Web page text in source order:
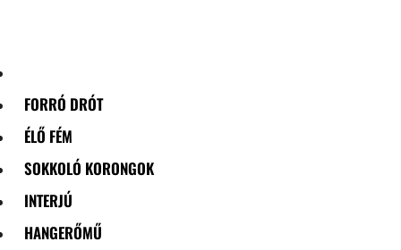
FORRÓ DRÓT
ÉLŐ FÉM
SOKKOLÓ KORONGOK
INTERJÚ
HANGERŐMŰ